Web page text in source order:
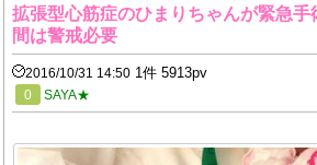
拡張型心筋症のひまりちゃんが緊急
間は警戒必要
2016/10/31 14:50 1件 5913pv
0 SAYA★